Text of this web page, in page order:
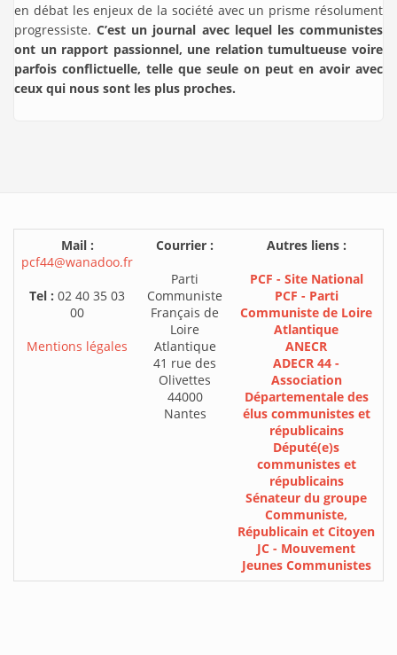
en débat les enjeux de la société avec un prisme résolument
progressiste.C’est un journal avec lequel les communistes
ont un rapport passionnel, une relation tumultueuse voire
parfois conflictuelle, telle que seule on peut en avoir avec
ceux qui nous sont les plus proches.
Mail :
pcf44@wanadoo.fr
Tel : 02 40 35 03
00
Mentions légales
Courrier :
Parti
Communiste
Français de
Loire
Atlantique
41 rue des
Olivettes
44000
Nantes
Autres liens :
PCF - Site National
PCF - Parti
Communiste de Loire
Atlantique
ANECR
ADECR 44 -
Association
Départementale des
élus communistes et
républicains
Député(e)s
communistes et
républicains
Sénateur du groupe
Communiste,
Républicain et Citoyen
JC - Mouvement
Jeunes Communistes